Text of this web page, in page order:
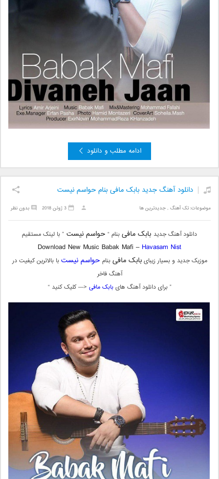
ادامه مطلب و دانلود
دانلود آهنگ جدید بابک مافی بنام حواسم نیست
موضوعات:تک آهنگ ,جدیدترین ها بدون نظر 3 ژوئن 2018
دانلود آهنگ جدید بابک مافیبنام “ حواسم نیست ” با لینک مستقیم
Download New Music Babak Mafi – Havasam Nist
موزیک جدید و بسیار زیبایبابک مافیبنام حواسم نیستبا بالاترین کیفیت در
آهنگ فاخر
” برای دانلود آهنگ هایبابک مافی <— کلیک کنید “